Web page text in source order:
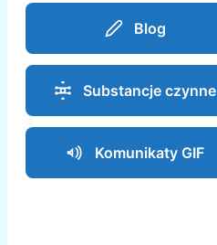
Blog
Substancje czynne
Komunikaty GIF